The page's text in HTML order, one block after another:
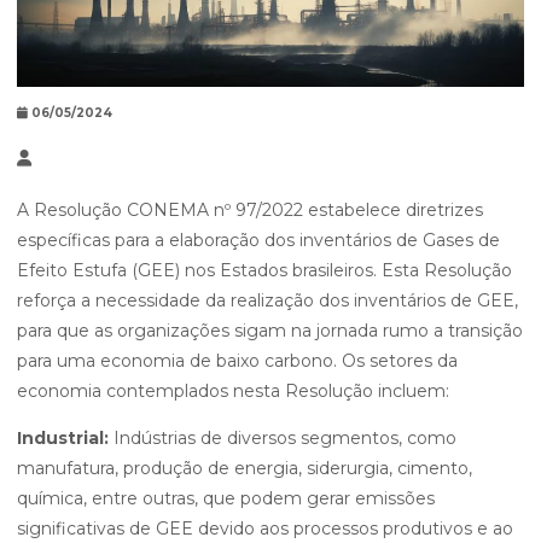
06/05/2024
A Resolução CONEMA nº 97/2022 estabelece diretrizes
específicas para a elaboração dos inventários de Gases de
Efeito Estufa (GEE) nos Estados brasileiros. Esta Resolução
reforça a necessidade da realização dos inventários de GEE,
para que as organizações sigam na jornada rumo a transição
para uma economia de baixo carbono. Os setores da
economia contemplados nesta Resolução incluem:
Industrial: Indústrias de diversos segmentos, como
manufatura, produção de energia, siderurgia, cimento,
química, entre outras, que podem gerar emissões
significativas de GEE devido aos processos produtivos e ao